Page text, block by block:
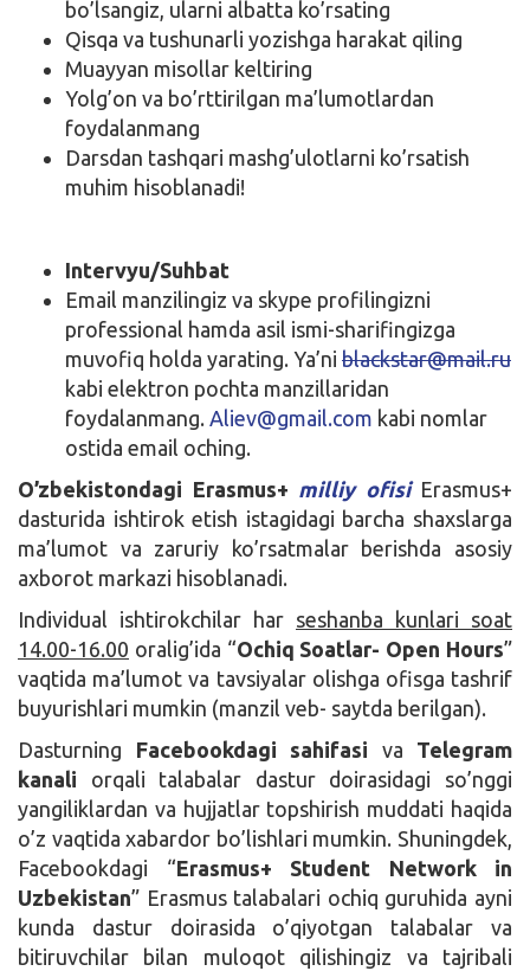
bo’lsangiz, ularni albatta ko’rsating
Qisqa va tushunarli yozishga harakat qiling
Muayyan misollar keltiring
Yolg’on va bo’rttirilgan ma’lumotlardan
foydalanmang
Darsdan tashqari mashg’ulotlarni ko’rsatish
muhim hisoblanadi!
Intervyu/Suhbat
Email manzilingiz va skype profilingizni
professional hamda asil ismi-sharifingizga
muvofiq holda yarating. Ya’ni blackstar@mail.ru
kabi elektron pochta manzillaridan
foydalanmang. Aliev@gmail.com kabi nomlar
ostida email oching.
O’zbekistondagi Erasmus+ milliy ofisi Erasmus+
dasturida ishtirok etish istagidagi barcha shaxslarga
ma’lumot va zaruriy ko’rsatmalar berishda asosiy
axborot markazi hisoblanadi.
Individual ishtirokchilar har seshanba kunlari soat
14.00-16.00 oralig’ida “Ochiq Soatlar- Open Hours”
vaqtida ma’lumot va tavsiyalar olishga ofisga tashrif
buyurishlari mumkin (manzil veb- saytda berilgan).
Dasturning Facebookdagi sahifasi va Telegram
kanali orqali talabalar dastur doirasidagi so’nggi
yangiliklardan va hujjatlar topshirish muddati haqida
o’z vaqtida xabardor bo’lishlari mumkin. Shuningdek,
Facebookdagi “Erasmus+ Student Network in
Uzbekistan” Erasmus talabalari ochiq guruhida ayni
kunda dastur doirasida o’qiyotgan talabalar va
bitiruvchilar bilan muloqot qilishingiz va tajribali